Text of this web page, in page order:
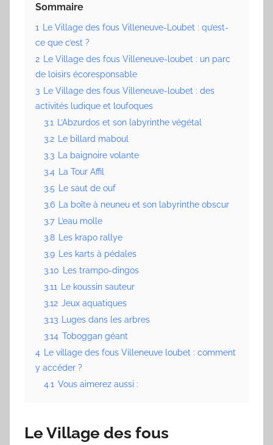
Sommaire
1 Le Village des fous Villeneuve-Loubet : qu’est-
ce que c’est ?
2 Le Village des fous Villeneuve-loubet : un parc
de loisirs écoresponsable
3 Le Village des fous Villeneuve-loubet : des
activités ludique et loufoques
3.1 L’Abzurdos et son labyrinthe végétal
3.2 Le billard maboul
3.3 La baignoire volante
3.4 La Tour Affil
3.5 Le saut de ouf
3.6 La boîte à neuneu et son labyrinthe obscur
3.7 L’eau molle
3.8 Les krapo rallye
3.9 Les karts à pédales
3.10 Les trampo-dingos
3.11 Le koussin sauteur
3.12 Jeux aquatiques
3.13 Luges dans les arbres
3.14 Toboggan géant
4 Le village des fous Villeneuve loubet : comment
y accéder ?
4.1 Vous aimerez aussi :
Le Village des fous